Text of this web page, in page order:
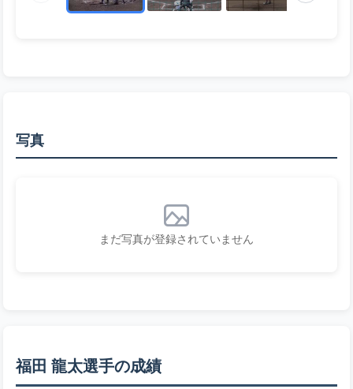
写真
まだ写真が登録されていません
福田 龍太選手の成績